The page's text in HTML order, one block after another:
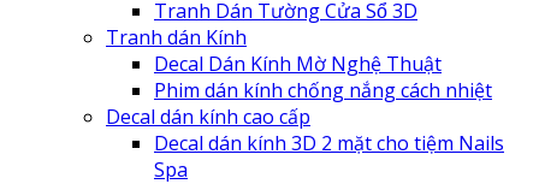
Tranh Dán Tường Cửa Sổ 3D
Tranh dán Kính
Decal Dán Kính Mờ Nghệ Thuật
Phim dán kính chống nắng cách nhiệt
Decal dán kính cao cấp
Decal dán kính 3D 2 mặt cho tiệm Nails
Spa